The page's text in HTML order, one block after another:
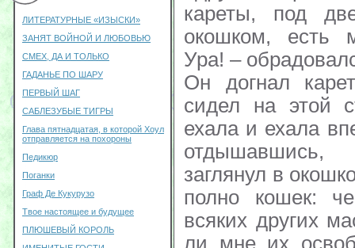
ЛИТЕРАТУРНЫЕ «ИЗЫСКИ»
ЗАНЯТ ВОЙНОЙ И ЛЮБОВЬЮ
СМЕХ, ДА И ТОЛЬКО
ГАДАНЬЕ ПО ШАРУ
ПЕРВЫЙ ШАГ
САБЛЕЗУБЫЕ ТИГРЫ
Глава пятнадцатая, в которой Хоул
отправляется на похороны
Педикюр
Поганки
Граф Де Кукурузо
Твое настоящее и будущее
ПЛЮШЕВЫЙ КОРОЛЬ
кареты, под
окошком, есть
Ура! –
Он догнал
сидел на этой
ехала и ехала
заглянул в
полно кошек:
всяких других
ли мне их